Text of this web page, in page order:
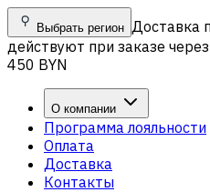
Выбрать регион Доставка
действуют при заказе
450 BYN
О компании
Программа лояльности
Оплата
Доставка
Контакты